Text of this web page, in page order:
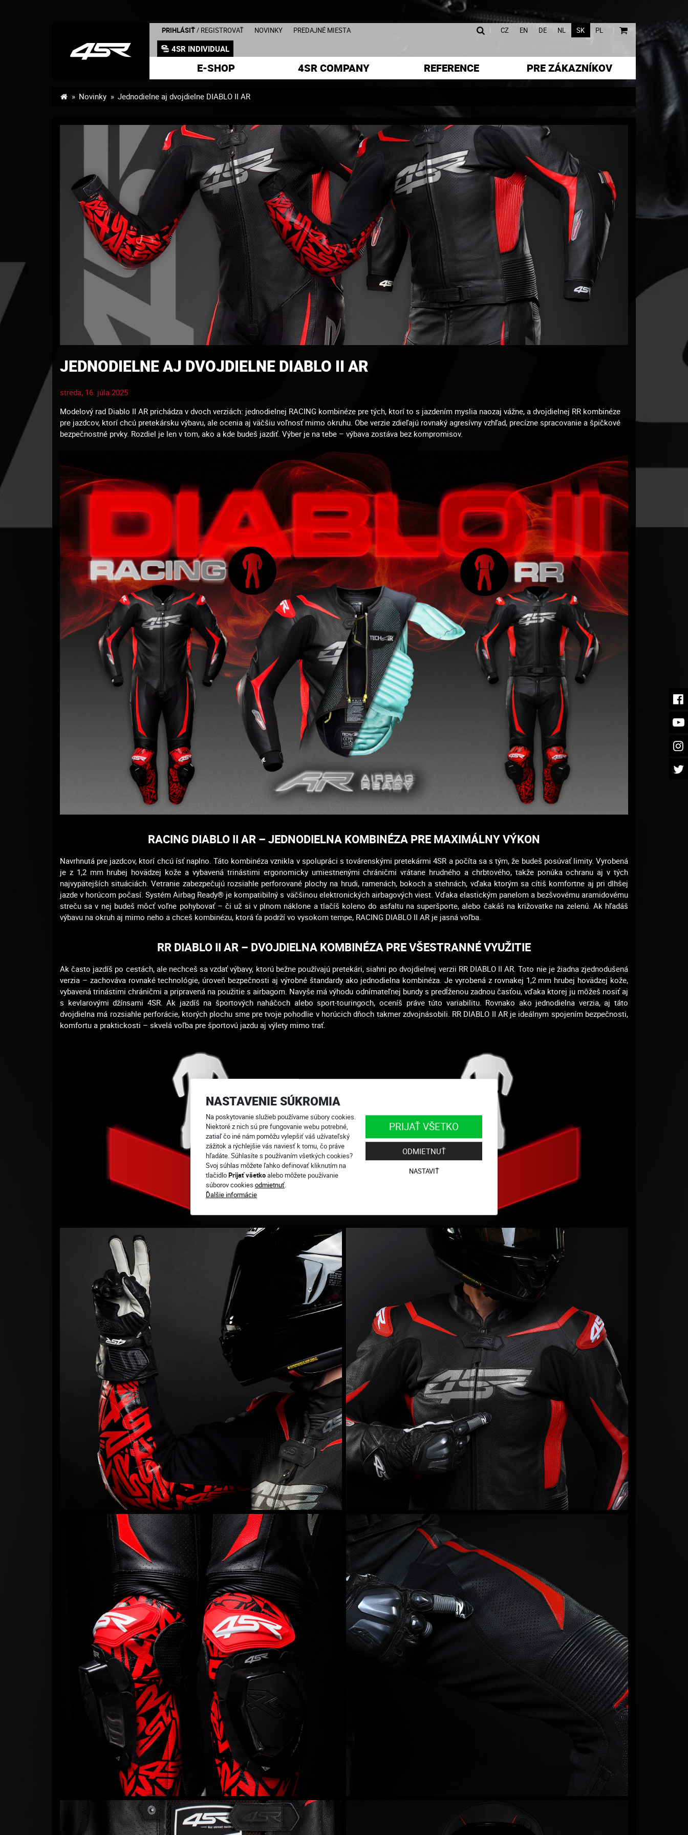
NASTAVENIE SÚKROMIA
Na poskytovanie služieb používame súbory cookies.
Niektoré z nich sú pre fungovanie webu potrebné,
zatiaľ čo iné nám pomôžu vylepšiť váš užívateľský
zážitok a rýchlejšie vás naviesť k tomu, čo práve
hľadáte. Súhlasíte s používaním všetkých cookies?
Svoj súhlas môžete ľahko definovať kliknutím na
tlačidloPrijať všetkoalebo môžete používanie
súborov cookies odmietnuť.
Ďalšie informácie
PRIJAŤ VŠETKO
ODMIETNUŤ
NASTAVIŤ
PRIHLÁSIŤ / REGISTROVAŤ NOVINKY PREDAJNÉ MIESTA
4SR INDIVIDUAL
| CZ EN DE NL SK PL |
E-SHOP 4SR COMPANY REFERENCE PRE ZÁKAZNÍKOV
Novinky Jednodielne aj dvojdielne DIABLO II AR
JEDNODIELNE AJ DVOJDIELNE DIABLO II AR
streda, 16. júla 2025
Modelový rad Diablo II AR prichádza v dvoch verziách: jednodielnej RACING kombinéze pre tých, ktorí to s jazdením myslia naozaj vážne, a dvojdielnej RR kombinéze
pre jazdcov, ktorí chcú pretekársku výbavu, ale ocenia aj väčšiu voľnosť mimo okruhu. Obe verzie zdieľajú rovnaký agresívny vzhľad, precízne spracovanie a špičkové
bezpečnostné prvky. Rozdiel je len v tom, ako a kde budeš jazdiť. Výber je na tebe – výbava zostáva bez kompromisov.
RACING DIABLO II AR – JEDNODIELNA KOMBINÉZA PRE MAXIMÁLNY VÝKON
Navrhnutá pre jazdcov, ktorí chcú ísť naplno. Táto kombinéza vznikla v spolupráci s továrenskými pretekármi 4SR a počíta sa s tým, že budeš posúvať limity. Vyrobená
je z 1,2 mm hrubej hovädzej kože a vybavená trinástimi ergonomicky umiestnenými chráničmi vrátane hrudného a chrbtového, takže ponúka ochranu aj v tých
najvypätejších situáciách. Vetranie zabezpečujú rozsiahle perforované plochy na hrudi, ramenách, bokoch a stehnách, vďaka ktorým sa cítiš komfortne aj pri dlhšej
jazde v horúcom počasí. Systém Airbag Ready® je kompatibilný s väčšinou elektronických airbagových viest. Vďaka elastickým panelom a bezšvovému aramidovému
streču sa v nej budeš môcť voľne pohybovať – či už si v plnom náklone a tlačíš koleno do asfaltu na superšporte, alebo čakáš na križovatke na zelenú. Ak hľadáš
výbavu na okruh aj mimo neho a chceš kombinézu, ktorá ťa podrží vo vysokom tempe, RACING DIABLO II AR je jasná voľba.
RR DIABLO II AR – DVOJDIELNA KOMBINÉZA PRE VŠESTRANNÉ VYUŽITIE
Ak často jazdíš po cestách, ale nechceš sa vzdať výbavy, ktorú bežne používajú pretekári, siahni po dvojdielnej verzii RR DIABLO II AR. Toto nie je žiadna zjednodušená
verzia – zachováva rovnaké technológie, úroveň bezpečnosti aj výrobné štandardy ako jednodielna kombinéza. Je vyrobená z rovnakej 1,2 mm hrubej hovädzej kože,
vybavená trinástimi chráničmi a pripravená na použitie s airbagom. Navyše má výhodu odnímateľnej bundy s predĺženou zadnou časťou, vďaka ktorej ju môžeš nosiť aj
s kevlarovými džínsami 4SR. Ak jazdíš na športových naháčoch alebo sport-touringoch, oceníš práve túto variabilitu. Rovnako ako jednodielna verzia, aj táto
dvojdielna má rozsiahle perforácie, ktorých plochu sme pre tvoje pohodlie v horúcich dňoch takmer zdvojnásobili. RR DIABLO II AR je ideálnym spojením bezpečnosti,
komfortu a praktickosti – skvelá voľba pre športovú jazdu aj výlety mimo trať.